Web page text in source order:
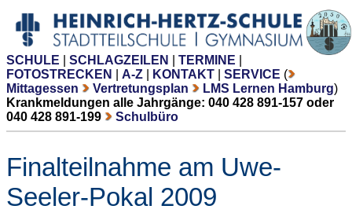
SCHULE SCHLAGZEILEN TERMINE
FOTOSTRECKEN
A-Z KONTAKT SERVICE (
Mittagessen
Vertretungsplan LMS Lernen Hamburg)
Krankmeldungen alle Jahrgänge: 040 428 891-157 oder
040 428 891-199
Schulbüro
Finalteilnahme am Uwe-
Seeler-Pokal 2009